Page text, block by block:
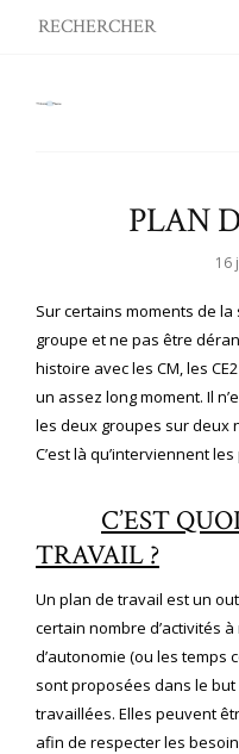
PLAN
16
Sur certains moments de la
groupe et ne pas être
histoire avec les CM, les
un assez long moment. Il
les deux groupes sur deux
C’est là qu’interviennent
C’EST
TRAVAIL ?
Un plan de travail est un
certain nombre d’activités
d’autonomie (ou les temps
sont proposées dans le
travaillées. Elles peuvent
afin de respecter les